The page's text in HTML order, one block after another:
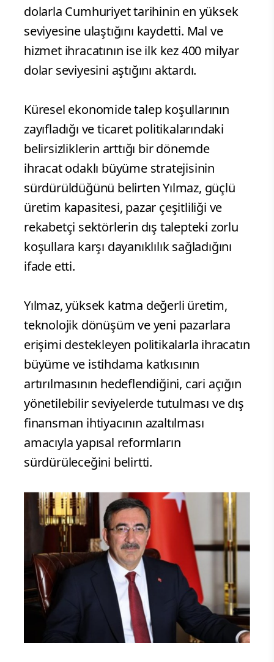
dolarla Cumhuriyet tarihinin en yüksek
seviyesine ulaştığını kaydetti. Mal ve
hizmet ihracatının ise ilk kez 400 milyar
dolar seviyesini aştığını aktardı.
Küresel ekonomide talep koşullarının
zayıfladığı ve ticaret politikalarındaki
belirsizliklerin arttığı bir dönemde
ihracat odaklı büyüme stratejisinin
sürdürüldüğünü belirten Yılmaz, güçlü
üretim kapasitesi, pazar çeşitliliği ve
rekabetçi sektörlerin dış talepteki zorlu
koşullara karşı dayanıklılık sağladığını
ifade etti.
Yılmaz, yüksek katma değerli üretim,
teknolojik dönüşüm ve yeni pazarlara
erişimi destekleyen politikalarla ihracatın
büyüme ve istihdama katkısının
artırılmasının hedeflendiğini, cari açığın
yönetilebilir seviyelerde tutulması ve dış
finansman ihtiyacının azaltılması
amacıyla yapısal reformların
sürdürüleceğini belirtti.